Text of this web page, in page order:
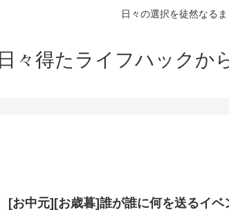
日々の選択を徒然なる
日々得たライフハックか
[お中元][お歳暮]誰が誰に何を送るイベ